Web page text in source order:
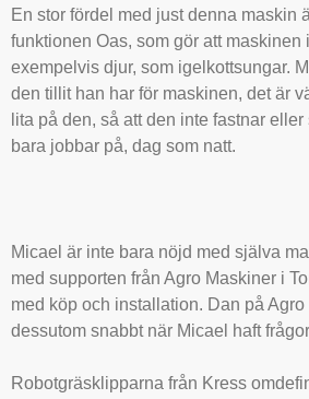
En stor fördel med just denna maskin
funktionen Oas, som gör att maskinen
exempelvis djur, som igelkottsungar.
den tillit han har för maskinen, det är
lita på den, så att den inte fastnar
bara jobbar på, dag som natt.
Micael är inte bara nöjd med själva
med supporten från Agro Maskiner i
med köp och installation. Dan på
dessutom snabbt när Micael haft
Robotgräsklipparna från Kress